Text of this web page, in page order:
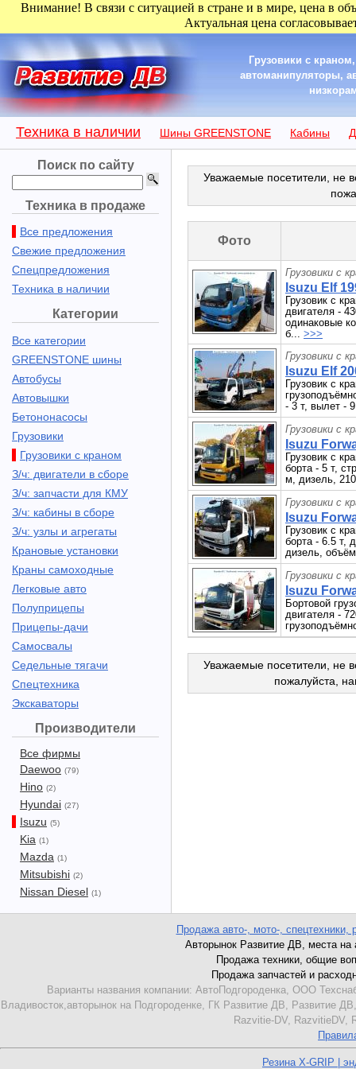
Внимание! В связи с ситуацией в стране и в мире, цена в
Актуальная цена
Грузовики с
автоманипуляторы,
Техника в наличии Шины GREENSTONE Кабины
Поиск по сайту
Техника в продаже
Все предложения
Свежие предложения
Спецпредложения
Техника в наличии
Категории
Все категории
GREENSTONE шины
Автобусы
Автовышки
Бетононасосы
Грузовики
Грузовики с краном
З/ч: двигатели в сборе
З/ч: запчасти для КМУ
З/ч: кабины в сборе
З/ч: узлы и агрегаты
Крановые установки
Краны самоходные
Легковые авто
Полуприцепы
Прицепы-дачи
Самосвалы
Седельные тягачи
Спецтехника
Экскаваторы
Производители
Все фирмы
Daewoo (79)
Hino (2)
Hyundai (27)
Isuzu (5)
Kia (1)
Mazda (1)
Mitsubishi (2)
Nissan Diesel (1)
Уважаемые посетители, не
Фото
Грузовики с
Isuzu Elf
Грузовик с
двигателя -
одинаковые
б... >>>
Грузовики с
Isuzu Elf
Грузовик с
- 3 т, вылет -
Грузовики с
Isuzu
Грузовик с
борта - 5 т,
м, дизель,
Грузовики с
Isuzu
Грузовик с
борта - 6.5 т,
дизель,
Грузовики с
Isuzu
Бортовой
двигателя -
Уважаемые посетители, не
пожалуйста,
Продажа авто-, мото-, спецтехники,
Авторынок Развитие ДВ, места на
Продажа техники, общие
Продажа запчастей и
Варианты названия компании: АвтоПодгороденка, ООО
Владивосток,авторынок на Подгороденке, ГК Развитие ДВ,
Razvitie-DV, RazvitieDV,
Резина X-GRIP |